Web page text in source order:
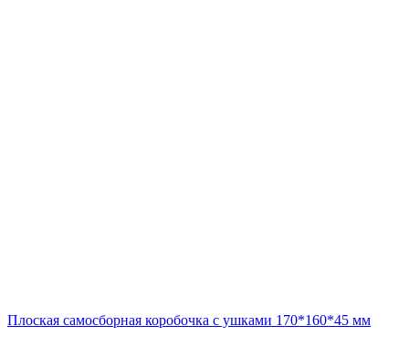
Плоская самосборная коробочка с ушками 170*160*45 мм